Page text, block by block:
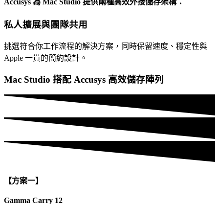
私人擴展與團隊共用
挑選符合你工作流程的解決方案，同時保留速度、穩定性與
Apple 一貫的簡約設計。
Mac Studio 搭配 Accusys 高效儲存陣列
【方案一】
Gamma Carry 12